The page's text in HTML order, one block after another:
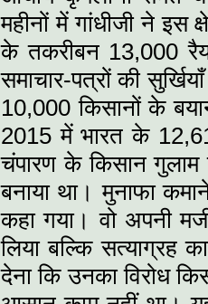
महीनों में गांधीजी ने
के तकरीबन 13,000
समाचार-पत्रों की
10,000 किसानों के
2015 में भारत के
चंपारण के किसान
बनाया था। मुनाफा
कहा गया। वो अपनी
लिया बल्कि सत्याग्रह
देना कि उनका विरोध